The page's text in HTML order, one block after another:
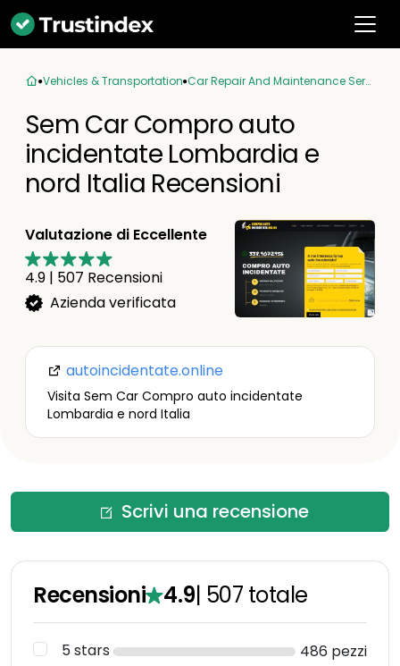
Vehicles & Transportation Car Repair And Maintenance Service
Sem Car Compro auto
incidentate Lombardia e
nord Italia Recensioni
Valutazione di Eccellente
4.9 | 507 Recensioni
Azienda verificata
autoincidentate.online
Visita Sem Car Compro auto incidentate
Lombardia e nord Italia
Scrivi una recensione
Recensioni 4.9| 507 totale
5 stars
486 pezzi